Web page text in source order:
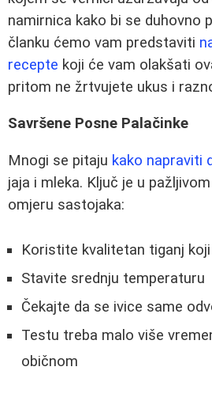
namirnica kako bi se duhovno
članku ćemo vam predstaviti
recepte koji će vam olakšati
pritom ne žrtvujete ukus i
Savršene Posne Palačinke
Mnogi se pitaju kako napraviti
jaja i mleka. Ključ je u
omjeru sastojaka:
Koristite kvalitetan tiganj
Stavite srednju temperaturu
Čekajte da se ivice same
Testu treba malo više
običnom